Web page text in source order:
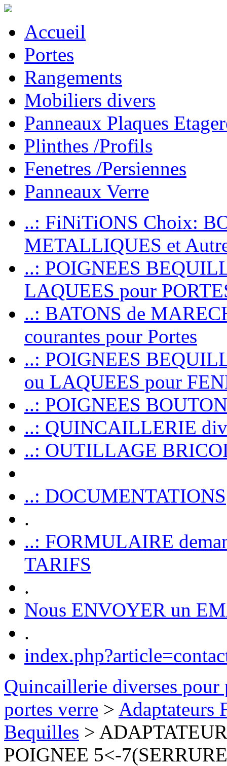
Accueil
Portes
Rangements
Mobiliers divers
Panneaux Plaques
Plinthes /Profils
Fenetres /Persiennes
Panneaux Verre
..: FiNiTiONS Choix:
METALLIQUES et
..: POIGNEES
LAQUEES pour
..: BATONS de
courantes pour Portes
..: POIGNEES
ou LAQUEES pour
..: POIGNEES
..: QUINCAILLERIE
..: OUTILLAGE
..: DOCUMENTATIONS
.
..: FORMULAIRE
TARIFS
.
Nous ENVOYER un
.
Quincaillerie diverses pour
portes verre > Adaptateurs
Bequilles >
POIGNEE 5<-